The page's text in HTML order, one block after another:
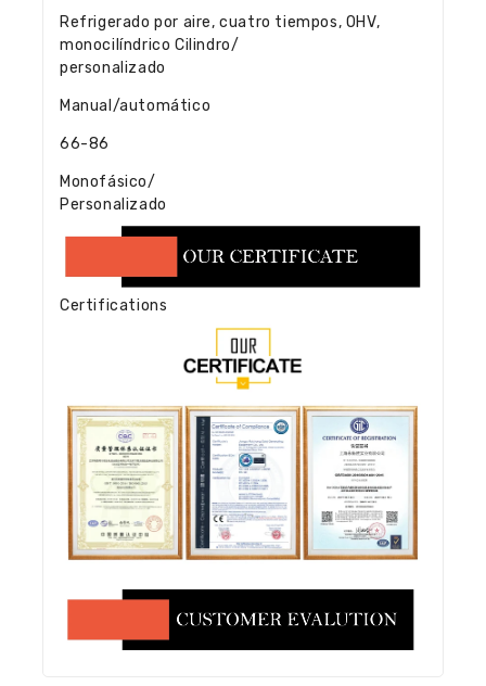
Refrigerado por aire, cuatro tiempos, OHV,
monocilíndrico Cilindro/
personalizado
Manual/automático
66-86
Monofásico/
Personalizado
Certifications